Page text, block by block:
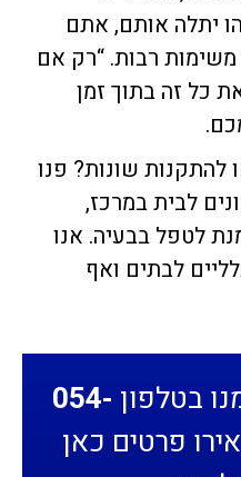
יתלה אותם, אתם
משימות רבות. “רק אם
כל זה בתוך זמן
להתקנות שונות? פנו
לבית במרכז,
לטפל בבעיה. אנו
לבתים ואף
בטלפון 054-
פרטים כאן